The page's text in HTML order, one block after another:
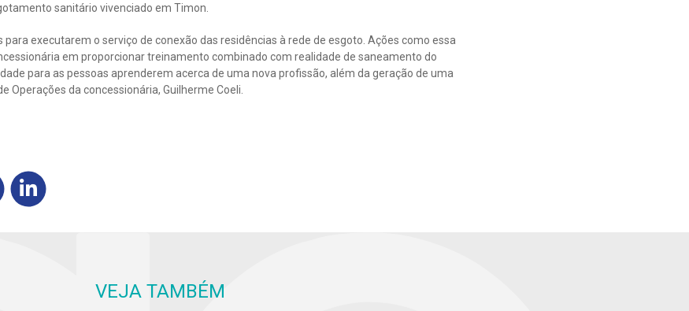
sanitário vivenciado em Timon.
executarem o serviço de conexão das residências à rede de esgoto. Ações como essa
em proporcionar treinamento combinado com realidade de saneamento do
para as pessoas aprenderem acerca de uma nova profissão, além da geração de uma
Operações da concessionária, Guilherme Coeli.
VEJA TAMBÉM